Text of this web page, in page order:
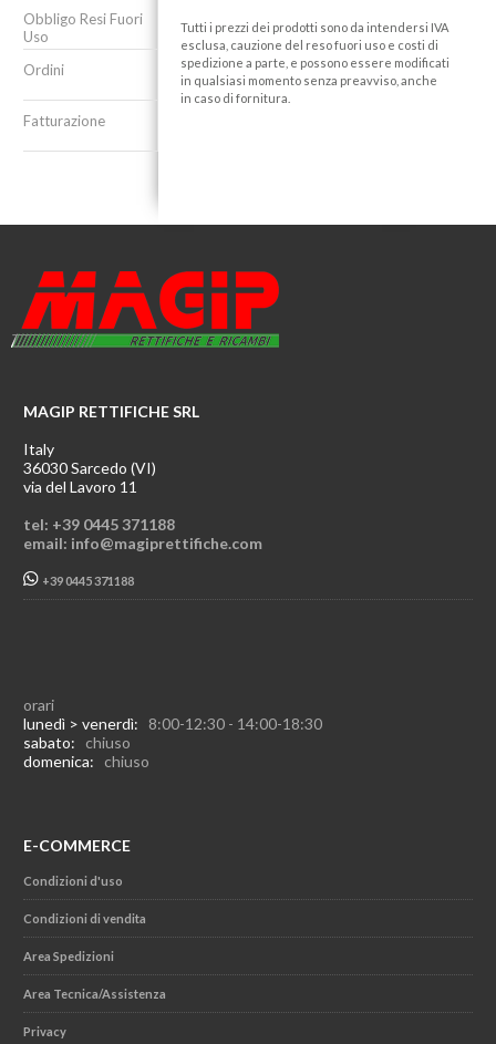
Obbligo Resi Fuori
Uso
Ordini
Fatturazione
Tutti i prezzi dei prodotti sono da intendersi IVA
esclusa, cauzione del reso fuori uso e costi di
spedizione a parte, e possono essere modificati
in qualsiasi momento senza preavviso, anche
in caso di fornitura.
MAGIP RETTIFICHE SRL
Italy
36030 Sarcedo (VI)
via del Lavoro 11
tel: +39 0445 371188
email: info@magiprettifiche.com
+39 0445 371188
orari
lunedì > venerdì: 8:00-12:30 - 14:00-18:30
sabato: chiuso
domenica: chiuso
E-COMMERCE
Condizioni d'uso
Condizioni di vendita
Area Spedizioni
Area Tecnica/Assistenza
Privacy